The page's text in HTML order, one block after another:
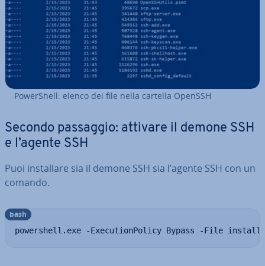
Po­wer­Shell: elenco dei file nella cartella OpenSSH
Secondo passaggio: attivare il demone SSH
e l’agente SSH
Puoi in­stal­la­re sia il demone SSH sia l’agente SSH con un
comando.
powershell.exe -ExecutionPolicy Bypass -File install-
bash